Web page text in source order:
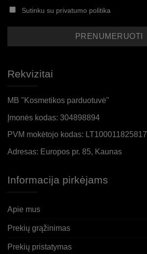
Sutinku su privatumo politika
Rekvizitai
MB "Kosmetikos parduotuvė"
Įmonės kodas: 304898894
PVM mokėtojo kodas: LT100011825817
Adresas: Europos pr. 85, Kaunas
Informacija pirkėjams
Apie mus
Prekių grąžinimas
Prekių pristatymas